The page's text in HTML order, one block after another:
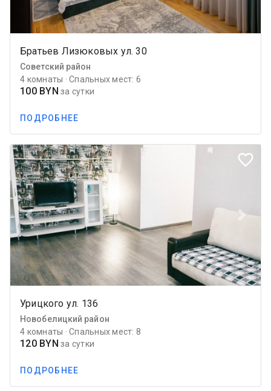
Братьев Лизюковых ул. 30
Советский район
4 комнаты · Спальных мест: 6
100 BYN за сутки
ПОДРОБНЕЕ
favorite_border
Previous
Урицкого ул. 136
Новобелицкий район
4 комнаты · Спальных мест: 8
120 BYN за сутки
ПОДРОБНЕЕ